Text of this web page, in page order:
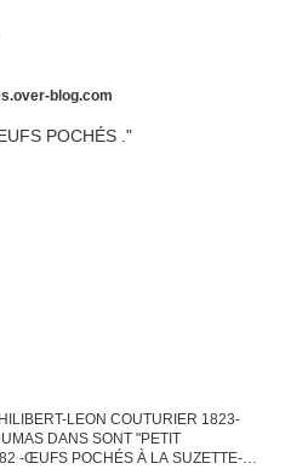
blog.com
LEON COUTURIER 1823-
DANS SONT "PETIT
-ŒUFS POCHÉS À LA SUZETTE-